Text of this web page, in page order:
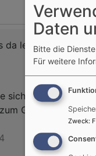
da lebet im
sich mit seinem
Glauben an
Daten
Bitte die
Für weitere
Zweck: